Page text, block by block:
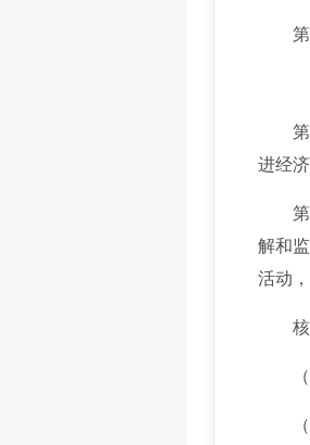
第
第一
进经
第二
解和
活动
核
（一
（二